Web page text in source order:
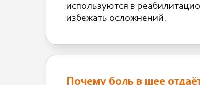
используются в
избежать осложнений.
Почему боль в шее